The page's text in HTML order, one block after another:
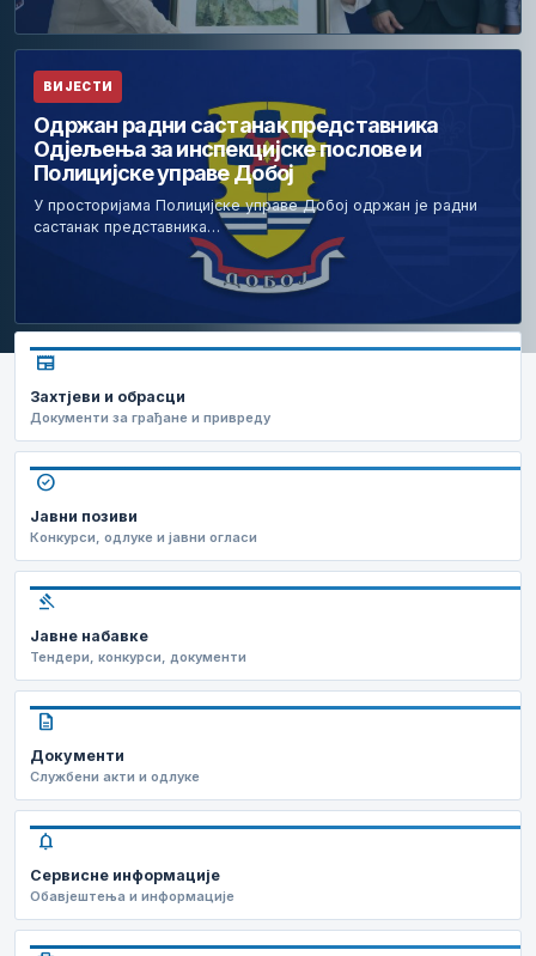
ВИЈЕСТИ
Одржан радни састанак представника
Одјељења за инспекцијске послове и
Полицијске управе Добој
У просторијама Полицијске управе Добој одржан је радни
састанак представника…
newspaper
Захтјеви и обрасци
Документи за грађане и привреду
check_circle
Јавни позиви
Конкурси, одлуке и јавни огласи
gavel
Јавне набавке
Тендери, конкурси, документи
description
Документи
Службени акти и одлуке
notifications
Сервисне информације
Обавјештења и информације